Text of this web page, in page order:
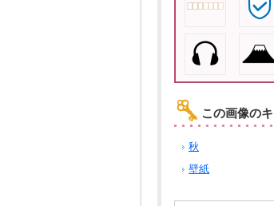
この画像の
秋
壁紙